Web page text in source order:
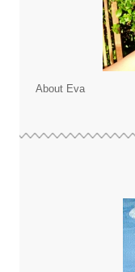
About Eva